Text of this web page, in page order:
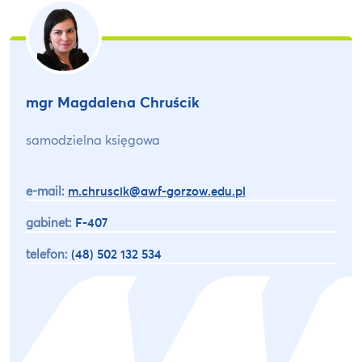
mgr Magdalena Chruścik
samodzielna księgowa
e-mail: m.chruscik@awf-gorzow.edu.pl
gabinet: F-407
telefon: (48) 502 132 534